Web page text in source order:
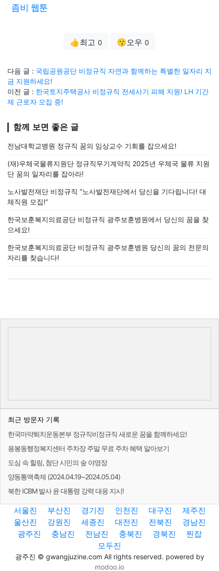
좀비 웹툰
👍최고 0 😗오우 0
다음 글 : 국립공원공단 비정규직 자연과 함께하는 특별한 일자리 지
금 지원하세요!
이전 글 : 한국토지주택공사 비정규직 전세사기 피해 지원! LH 기간
제 근로자 모집 중!
함께 보면 좋은 글
전남대학교병원 정규직 꿈의 임상교수 기회를 잡으세요!
(재)우체국물류지원단 정규직무기계약직 2025년 우체국 물류 지원
단 꿈의 일자리를 잡아라!
노사발전재단 비정규직 “노사발전재단에서 당신을 기다립니다! 대
체직원 모집!”
한국보훈복지의료공단 비정규직 광주보훈병원에서 당신의 꿈을 찾
으세요!
한국보훈복지의료공단 비정규직 광주보훈병원 당신의 꿈의 전문의
자리를 찾습니다!
최근 방문자 기록
한국마약퇴치운동본부 정규직비정규직 새로운 꿈을 함께하세요!
용봉동행정복지센터 주차장 주말 무료 주차 혜택 알아보기
도심 속 힐링, 첨단 시민의 숲 야영장
양동통맥축제 (2024.04.19~2024.05.04)
북한 ICBM 발사 윤 대통령 강력 대응 지시!
서울진 부산진 경기진 인천진 대구진
제주진
울산진
강원진 세종진 대전진 전북진
경남진
광주진
충남진 전남진 충북진 경북진
찐잡
모두진
광주진 © gwangjuzine.com All rights reserved. powered by
modoo.io